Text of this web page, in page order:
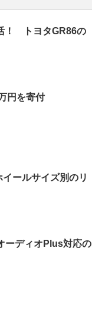
！ トヨタGR86の
円を寄付
ールサイズ別のリ
ーディオPlus対応の